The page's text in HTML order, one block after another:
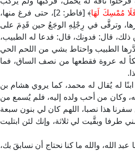
مُمْسِكَ لَهَا
﴾ [فاطر: 2]، حتى فرغ منها،
وترقَّى في رِجْلِهِ الوجَعُ حين قَدِمَ على
ذلك، قال: فدونك، قال: فدعا له الطبيب،
الطبيب واحتاط بشي من اللحم الحي
له عروة فقطعها من نصف الساق، فما
له يُقال له محمد، كما يروي هشام بن
وكان من أحب ولده إليه، فلم يُسمع من
هذا نصبا، اللهم كان لي بنون سبعة
وبقَّيت لي ثلاثة، وإنك لئن ابتليت
الله، والله ما كنا نحتاج أن نسابقَ بك،